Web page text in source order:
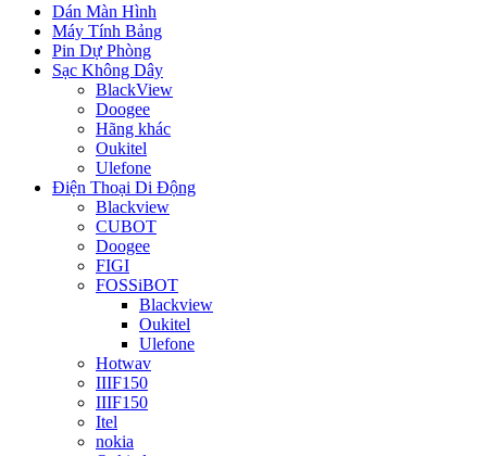
Dán Màn Hình
Máy Tính Bảng
Pin Dự Phòng
Sạc Không Dây
BlackView
Doogee
Hãng khác
Oukitel
Ulefone
Điện Thoại Di Động
Blackview
CUBOT
Doogee
FIGI
FOSSiBOT
Blackview
Oukitel
Ulefone
Hotwav
IIIF150
IIIF150
Itel
nokia